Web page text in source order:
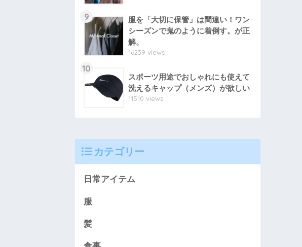
9
服を「大切に保管」は間違い！ワン
シーズンで鬼のように着倒す。が正
解。
16239 views
10
スポーツ用途でおしゃれにも使えて
洗えるキャップ（メンズ）が欲しい
11510 views
カテゴリー
日常アイテム
服
髪